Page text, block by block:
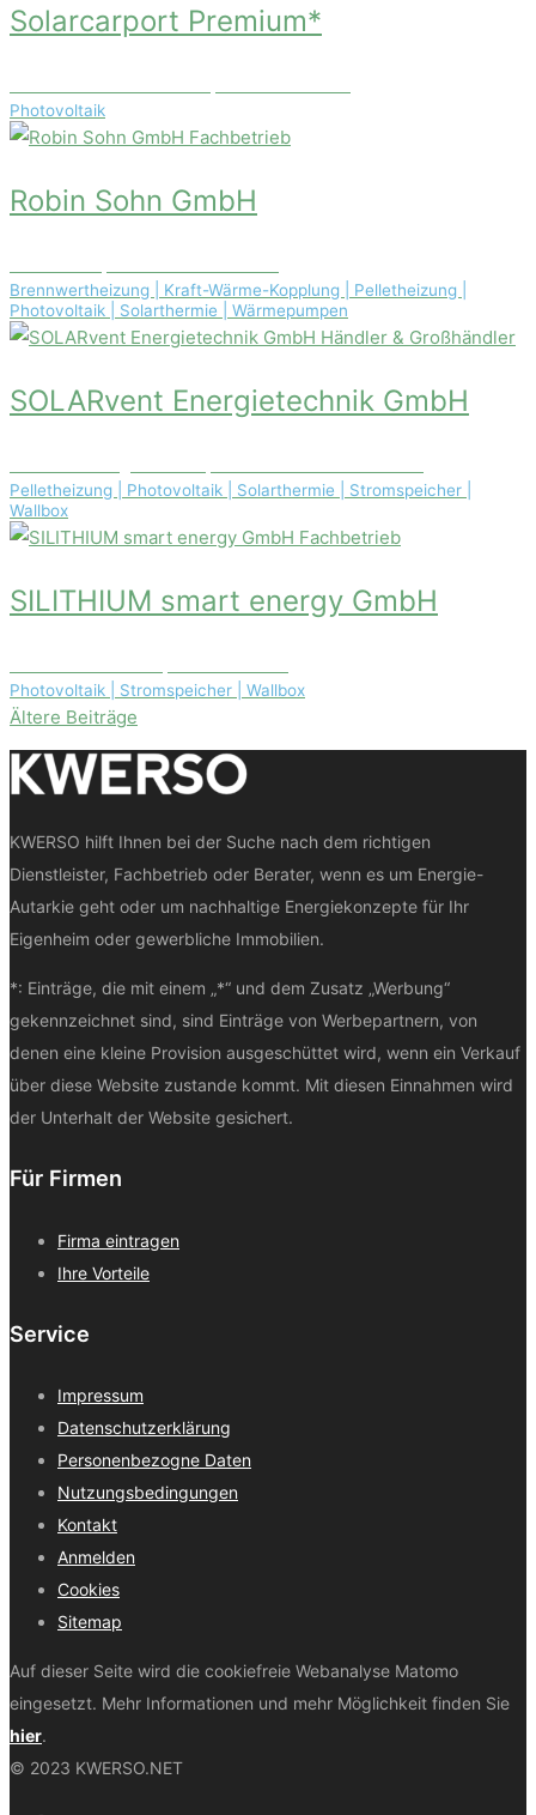
Solarcarport Premium*
Photovoltaik
Fachbetrieb
Robin Sohn GmbH
Brennwertheizung | Kraft-Wärme-Kopplung | Pelletheizung |
Photovoltaik | Solarthermie | Wärmepumpen
Händler & Großhändler
SOLARvent Energie­technik GmbH
Pelletheizung | Photovoltaik | Solarthermie | Stromspeicher |
Wallbox
Fachbetrieb
SILITHIUM smart energy GmbH
Photovoltaik | Stromspeicher | Wallbox
Beitragsnavigation
Ältere Beiträge
KWERSO hilft Ihnen bei der Suche nach dem richtigen
Dienstleister, Fachbetrieb oder Berater, wenn es um Energie-
Autarkie geht oder um nachhaltige Energiekonzepte für Ihr
Eigenheim oder gewerbliche Immobilien.
*: Einträge, die mit einem „*“ und dem Zusatz „Werbung“
gekennzeichnet sind, sind Einträge von Werbepartnern, von
denen eine kleine Provision ausgeschüttet wird, wenn ein Verkauf
über diese Website zustande kommt. Mit diesen Einnahmen wird
der Unterhalt der Website gesichert.
Für Firmen
Firma eintragen
Ihre Vorteile
Service
Impressum
Datenschutzerklärung
Personenbezogne Daten
Nutzungsbedingungen
Kontakt
Anmelden
Cookies
Sitemap
Auf dieser Seite wird die cookiefreie Webanalyse Matomo
eingesetzt. Mehr Informationen und mehr Möglichkeit finden Sie
hier.
© 2023 KWERSO.NET